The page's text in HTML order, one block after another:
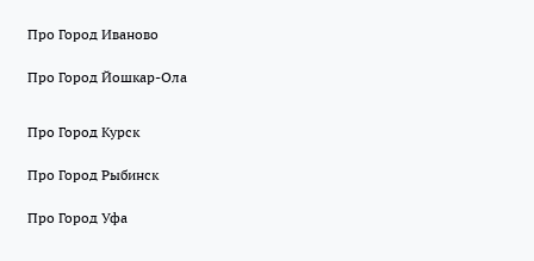
Про Город Иваново
Про Город Йошкар-Ола
Про Город Курск
Про Город Рыбинск
Про Город Уфа